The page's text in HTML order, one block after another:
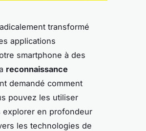
transformé
applications
smartphone à des
reconnaissance
demandé comment
pouvez les utiliser
explorer en profondeur
les technologies de